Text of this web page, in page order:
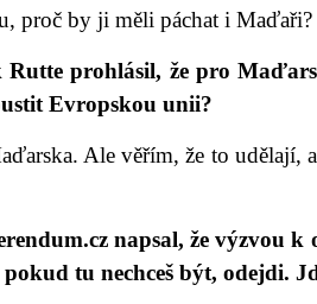
proč by ji měli páchat i Maďaři?
Rutte prohlásil, že pro
Evropskou unii?
Ale věřím, že to udělají,
napsal, že výzvou k
tu nechceš být, odejdi.